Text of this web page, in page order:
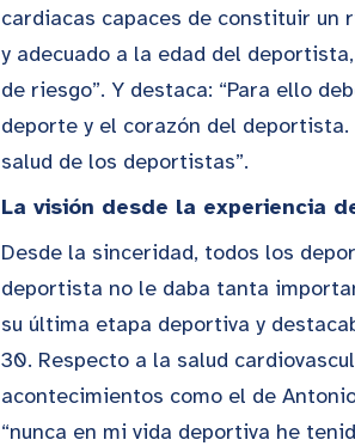
cardiacas capaces de constituir un
y adecuado a la edad del
de riesgo”. Y destaca: “Para ello
deporte y el corazón del
salud de los deportistas”.
La visión desde la experiencia
Desde la sinceridad, todos los
deportista no le daba tanta
su última etapa deportiva y
30. Respecto a la salud
acontecimientos como el de
“nunca en mi vida deportiva he